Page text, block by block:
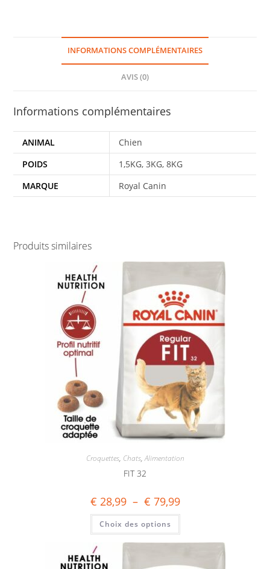
INFORMATIONS COMPLÉMENTAIRES
AVIS (0)
Informations complémentaires
ANIMAL
Chien
POIDS
1,5KG, 3KG, 8KG
MARQUE
Royal Canin
Produits similaires
Croquettes, Chats,Alimentation
FIT 32
€ 28,99 – € 79,99
Choix des options